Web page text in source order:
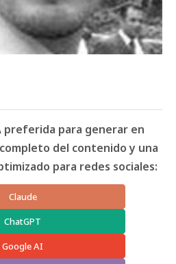
preferida para generar en
del contenido y una
para redes sociales:
Claude
ChatGPT
Google AI